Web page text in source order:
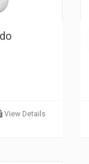
View Details